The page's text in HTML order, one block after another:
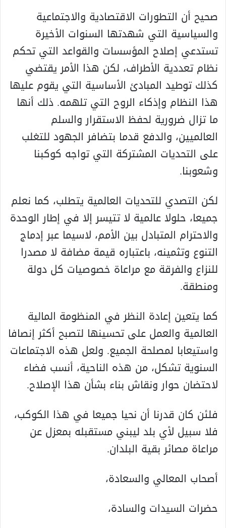
صحيح أن التطورات الاقتصادية والاجتماعية
والسياسية التي شهدتها السنوات الأخيرة
تستدعي إصلاح المؤسسات والقواعد التي تحكم
نظام تعددية الأطراف، لكن هذا الأمر يقتضي
كذلك توطيد المبادئ الأساسية التي يقوم عليها
هذا النظام وإذكاء الروح التي تلهمه. ذلك أنها
ما تزال ضرورية لحفظ الاستقرار والسلم
العالميين، والدفع قدما بتضافر الجهود للتغلب
على التحديات المشتركة التي تواجه كوكبنا
وشعوبنا.
لكن التصدي للتحديات العالمية يتطلب، كما نعلم
جميعا، حلولا عالمية لا تتيسر إلا في إطار الوحدة
والاحترام المتبادل بين الأمم، لاسيما عبر إدماج
التنوع وتثمينه، باعتباره قيمة مضافة لا مصدرا
للنزاع والفرقة مع مراعاة خصوصيات كل دولة
ومنطقة.
كما يتعين إعادة النظر في المنظومة المالية
العالمية والعمل على تحسينها لتصبح أكثر إنصافا
واستيعابا لمصلحة الجميع. ولعل هذه الاجتماعات
السنوية تشكل، من هذه الناحية، أنسب فضاء
لاحتضان حوار ونقاش بناء بشأن هذا الإصلاح.
فلئن كان قدرنا أن نحيا جميعا في هذا الكوكب،
فلا سبيل لأي بلد ليبني مستقبله بمعزل عن
مراعاة مصائر بقية البلدان.
أصحاب المعالي والسعادة،
حضرات السيدات والسادة،